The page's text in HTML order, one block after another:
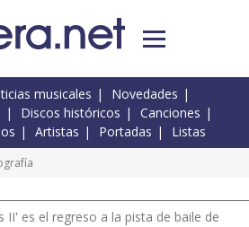
musicales
Novedades
Discos históricos
Canciones
Artistas Portadas Listas
II' es el regreso a la pista de baile de